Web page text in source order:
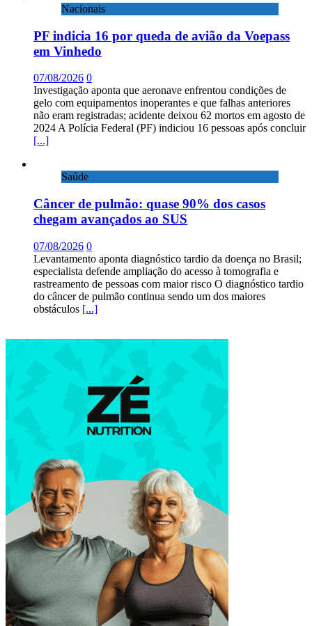
Nacionais
PF indicia 16 por queda de avião da Voepass
em Vinhedo
07/08/2026 0
Investigação aponta que aeronave enfrentou condições de
gelo com equipamentos inoperantes e que falhas anteriores
não eram registradas; acidente deixou 62 mortos em agosto de
2024 A Polícia Federal (PF) indiciou 16 pessoas após concluir
[...]
Saúde
Câncer de pulmão: quase 90% dos casos
chegam avançados ao SUS
07/08/2026 0
Levantamento aponta diagnóstico tardio da doença no Brasil;
especialista defende ampliação do acesso à tomografia e
rastreamento de pessoas com maior risco O diagnóstico tardio
do câncer de pulmão continua sendo um dos maiores
obstáculos [...]